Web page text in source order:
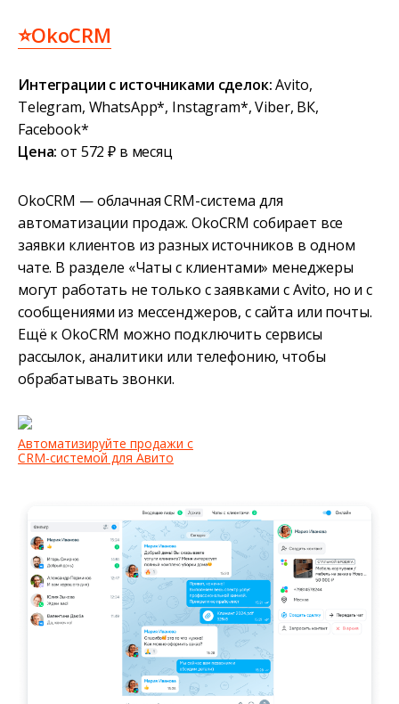
⭐OkoCRM
Интеграции с источниками сделок:Avito,
Telegram, WhatsApp*, Instagram*, Viber, ВК,
Facebook*
Цена:от 572 ₽ в месяц
OkoCRM — облачная CRM-система для
автоматизации продаж. OkoCRM собирает все
заявки клиентов из разных источников в одном
чате. В разделе «Чаты с клиентами» менеджеры
могут работать не только с заявками с Avito, но и с
сообщениями из мессенджеров, с сайта или почты.
Ещё к OkoCRM можно подключить сервисы
рассылок, аналитики или телефонию, чтобы
обрабатывать звонки.
Автоматизируйте продажи с
CRM-системой для Авито